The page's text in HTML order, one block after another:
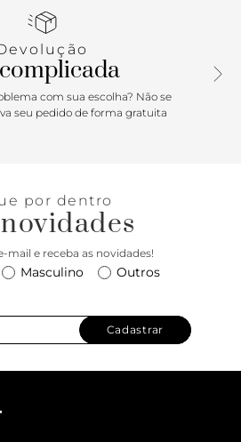
que facilita a organização, essa
maior versatilidade no uso.
alça de mão: 9cm | Largura da
da alça tiracolo: 46cm |
2cm
com sua escolha? Não se
seu pedido de forma gratuita
por dentro
mail e receba as novidades!
Masculino Outros
Cadastrar